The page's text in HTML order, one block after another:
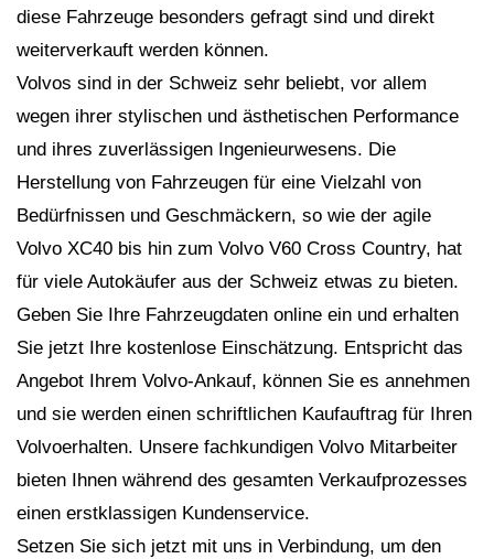
diese Fahrzeuge besonders gefragt sind und direkt
weiterverkauft werden können.
Volvos sind in der Schweiz sehr beliebt, vor allem
wegen ihrer stylischen und ästhetischen Performance
und ihres zuverlässigen Ingenieurwesens. Die
Herstellung von Fahrzeugen für eine Vielzahl von
Bedürfnissen und Geschmäckern, so wie der agile
Volvo XC40 bis hin zum Volvo V60 Cross Country, hat
für viele Autokäufer aus der Schweiz etwas zu bieten.
Geben Sie Ihre Fahrzeugdaten online ein und erhalten
Sie jetzt Ihre kostenlose Einschätzung. Entspricht das
Angebot Ihrem Volvo-Ankauf, können Sie es annehmen
und sie werden einen schriftlichen Kaufauftrag für Ihren
Volvoerhalten. Unsere fachkundigen Volvo Mitarbeiter
bieten Ihnen während des gesamten Verkaufprozesses
einen erstklassigen Kundenservice.
Setzen Sie sich jetzt mit uns in Verbindung, um den